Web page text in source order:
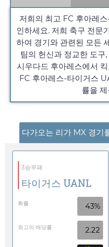
저희의 최고 FC 후아레
인하세요. 저희 축구 전문
하여 경기와 관련된 모든
팀의 헌신과 정교한 도구
시우다드 후아레스에서
FC 후아레스-타이거스
률을
다가오는 리가 MX 경기
3승무패
타이거스 UANL
확률 43%
최고의 배당률 2.22